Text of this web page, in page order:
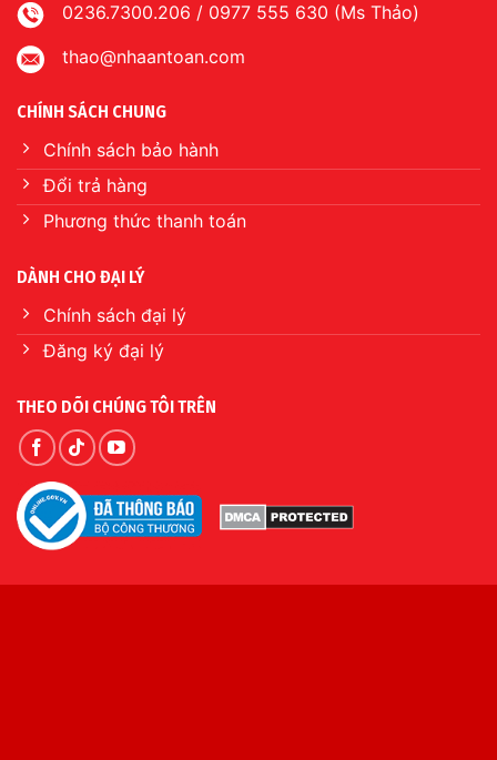
0236.7300.206 / 0977 555 630 (Ms Thảo)
thao@nhaantoan.com
CHÍNH SÁCH CHUNG
Chính sách bảo hành
Đổi trả hàng
Phương thức thanh toán
DÀNH CHO ĐẠI LÝ
Chính sách đại lý
Đăng ký đại lý
THEO DÕI CHÚNG TÔI TRÊN